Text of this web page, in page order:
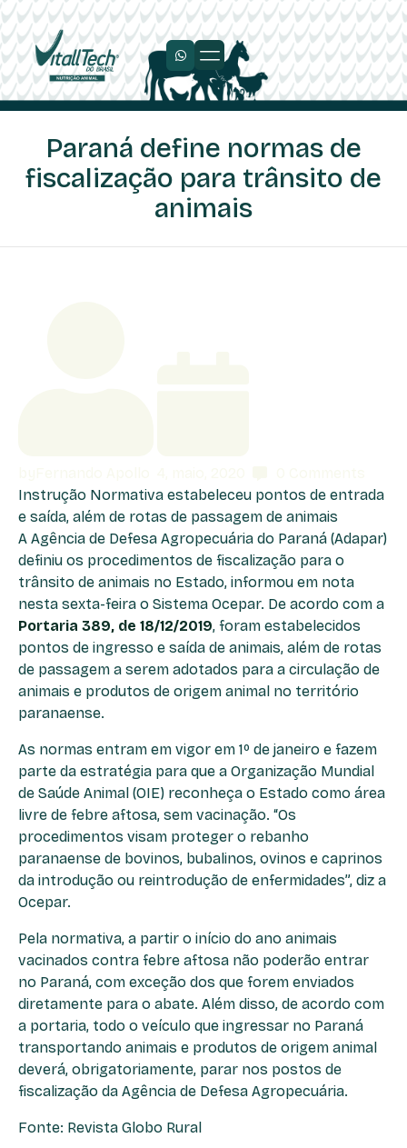
Paraná define normas de
fiscalização para trânsito de
animais
Instrução Normativa estabeleceu pontos de entrada
e saída, além de rotas de passagem de animais
A Agência de Defesa Agropecuária do Paraná (Adapar)
definiu os procedimentos de fiscalização para o
trânsito de animais no Estado, informou em nota
nesta sexta-feira o Sistema Ocepar. De acordo com a
Portaria 389, de 18/12/2019, foram estabelecidos
pontos de ingresso e saída de animais, além de rotas
de passagem a serem adotados para a circulação de
animais e produtos de origem animal no território
paranaense.
As normas entram em vigor em 1º de janeiro e fazem
parte da estratégia para que a Organização Mundial
de Saúde Animal (OIE) reconheça o Estado como área
livre de febre aftosa, sem vacinação. “Os
procedimentos visam proteger o rebanho
paranaense de bovinos, bubalinos, ovinos e caprinos
da introdução ou reintrodução de enfermidades”, diz a
Ocepar.
Pela normativa, a partir o início do ano animais
vacinados contra febre aftosa não poderão entrar
no Paraná, com exceção dos que forem enviados
diretamente para o abate. Além disso, de acordo com
a portaria, todo o veículo que ingressar no Paraná
transportando animais e produtos de origem animal
deverá, obrigatoriamente, parar nos postos de
fiscalização da Agência de Defesa Agropecuária.
Fonte: Revista Globo Rural